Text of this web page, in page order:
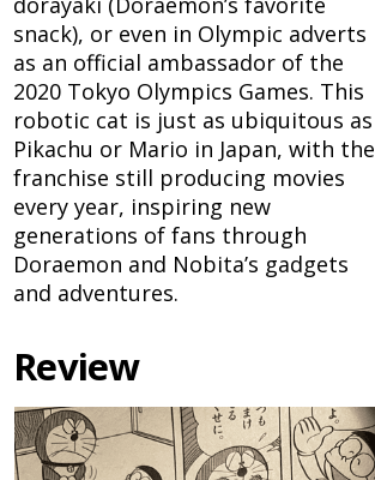
snack), or even in Olympic adverts
as an official ambassador of the
2020 Tokyo Olympics Games. This
robotic cat is just as ubiquitous as
Pikachu or Mario in Japan, with the
franchise still producing movies
every year, inspiring new
generations of fans through
Doraemon and Nobita’s gadgets
and adventures.
Review